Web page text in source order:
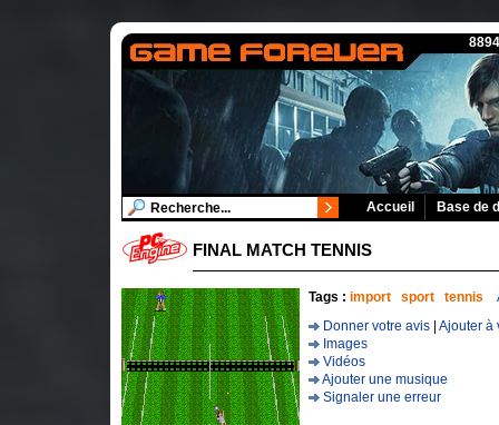
Accueil Base de
FINAL MATCH TENNIS
Tags : import sport tennis
Donner votre avis Ajouter à
Images
Vidéos
Ajouter une musique
Signaler une erreur